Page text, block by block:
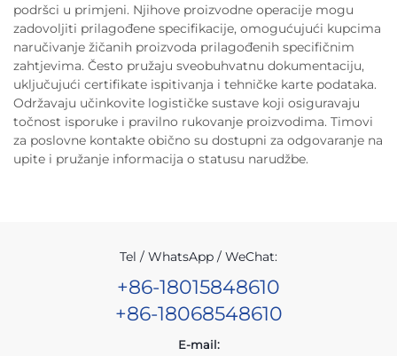
podršci u primjeni. Njihove proizvodne operacije mogu
zadovoljiti prilagođene specifikacije, omogućujući kupcima
naručivanje žičanih proizvoda prilagođenih specifičnim
zahtjevima. Često pružaju sveobuhvatnu dokumentaciju,
uključujući certifikate ispitivanja i tehničke karte podataka.
Održavaju učinkovite logističke sustave koji osiguravaju
točnost isporuke i pravilno rukovanje proizvodima. Timovi
za poslovne kontakte obično su dostupni za odgovaranje na
upite i pružanje informacija o statusu narudžbe.
Tel / WhatsApp / WeChat:
+86-18015848610
+86-18068548610
E-mail: